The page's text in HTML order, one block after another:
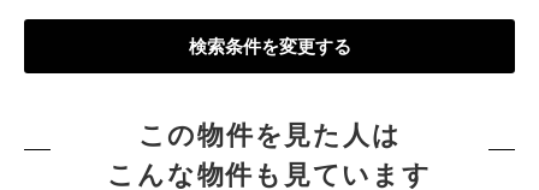
検索条件を変更する
この物件を見た人は
こんな物件も見ています